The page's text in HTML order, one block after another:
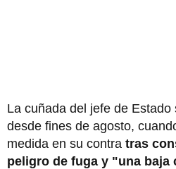
La cuñada del jefe de
desde fines de agosto,
medida en su contra tras
peligro de fuga y "una baja